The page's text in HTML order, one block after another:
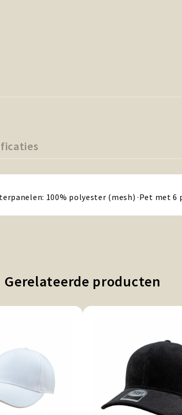
100% polyester (mesh) ·Pet met 6
Gerelateerde producten